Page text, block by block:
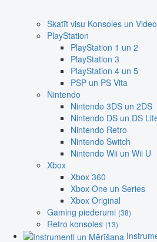
Skatīt visu Konsoles un
PlayStation
PlayStation 1 un 2
PlayStation 3
PlayStation 4 un 5
PSP un PS Vita
Nintendo
Nintendo 3DS un 2DS
Nintendo DS un DS
Nintendo Retro
Nintendo Switch
Nintendo Wii un Wii U
Xbox
Xbox 360
Xbox One un Series
Xbox Original
Gaming piederumi (38)
Retro konsoles (13)